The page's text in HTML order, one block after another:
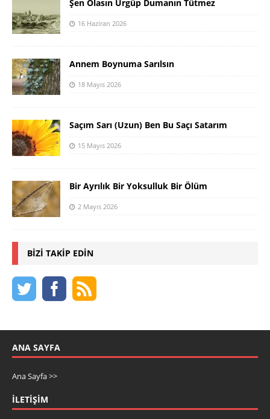
Şen Olasın Ürgüp Dumanın Tütmez
16 Haziran 2026
Annem Boynuma Sarılsın
18 Mayıs 2026
Saçım Sarı (Uzun) Ben Bu Saçı Satarım
15 Mayıs 2026
Bir Ayrılık Bir Yoksulluk Bir Ölüm
2 Mayıs 2026
BIZI TAKIP EDIN
ANA SAYFA
Ana Sayfa >>
İLETIŞIM